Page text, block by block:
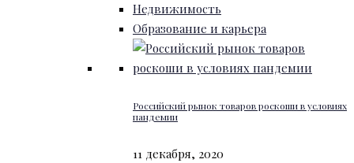
Недвижимость
Образование и карьера
Российский рынок товаров роскоши в условиях
пандемии
11 декабря, 2020